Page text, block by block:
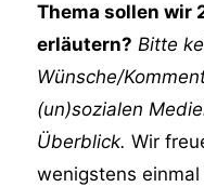
Thema sollen wir
erläutern? Bitte
Wünsche/
(un)sozialen
Überblick. Wir
wenigstens